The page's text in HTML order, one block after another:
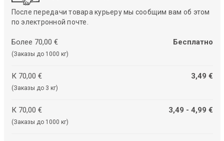
После передачи товара курьеру мы сообщим вам об этом
по электронной почте.
Более 70,00 €
(Заказы до 1000 кг)
Бесплатно
К 70,00 €
(Заказы до 3 кг)
3,49 €
К 70,00 €
(Заказы до 1000 кг)
3,49 - 4,99 €